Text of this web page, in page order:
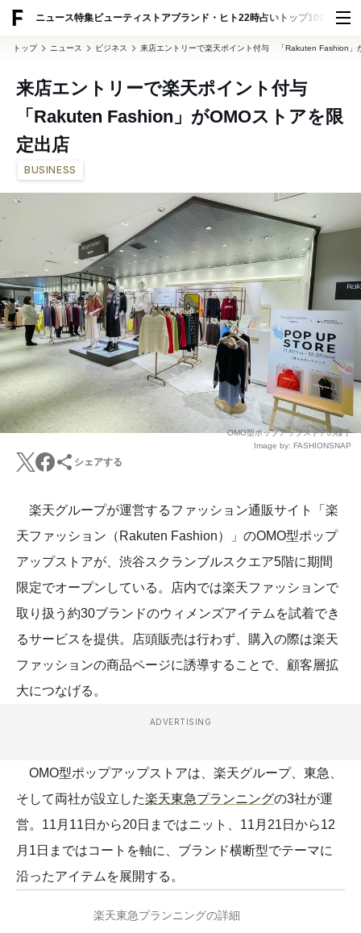
ニュース特集ビューティ ストアブランド・ヒト22時占い トップ100 スナッ
トップ ニュース ビジネス 来店エントリーで楽天ポイント付与 「Rakuten Fashion」
来店エントリーで楽天ポイント付与
「Rakuten Fashion」がOMOストアを限
定出店
BUSINESS
OMO型ポップアップストアの様子
Image by: FASHIONSNAP
シェアする
楽天グループが運営するファッション通販サイト「楽
天ファッション（Rakuten Fashion）」のOMO型ポップ
アップストアが、渋谷スクランブルスクエア5階に期間
限定でオープンしている。店内では楽天ファッションで
取り扱う約30ブランドのウィメンズアイテムを試着でき
るサービスを提供。店頭販売は行わず、購入の際は楽天
ファッションの商品ページに誘導することで、顧客層拡
大につなげる。
ADVERTISING
OMO型ポップアップストアは、楽天グループ、東急、
そして両社が設立した楽天東急プランニングの3社が運
営。11月11日から20日まではニット、11月21日から12
月1日まではコートを軸に、ブランド横断型でテーマに
沿ったアイテムを展開する。
楽天東急プランニングの詳細